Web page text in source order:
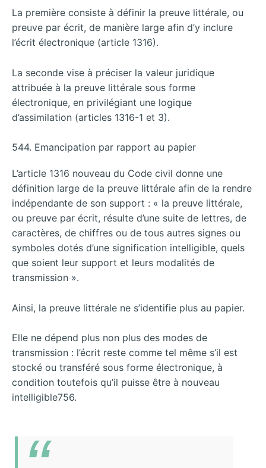
La première consiste à définir la preuve littérale, ou
preuve par écrit, de manière large afin d’y inclure
l’écrit électronique (article 1316).
La seconde vise à préciser la valeur juridique
attribuée à la preuve littérale sous forme
électronique, en privilégiant une logique
d’assimilation (articles 1316-1 et 3).
544. Emancipation par rapport au papier
L’article 1316 nouveau du Code civil donne une
définition large de la preuve littérale afin de la rendre
indépendante de son support : « la preuve littérale,
ou preuve par écrit, résulte d’une suite de lettres, de
caractères, de chiffres ou de tous autres signes ou
symboles dotés d’une signification intelligible, quels
que soient leur support et leurs modalités de
transmission ».
Ainsi, la preuve littérale ne s’identifie plus au papier.
Elle ne dépend plus non plus des modes de
transmission : l’écrit reste comme tel même s’il est
stocké ou transféré sous forme électronique, à
condition toutefois qu’il puisse être à nouveau
intelligible756.